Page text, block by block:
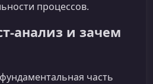
процессов.
анализ и зачем
часть